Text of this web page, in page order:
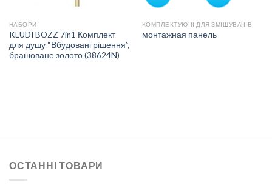
НАБОРИ
KLUDI BOZZ 7in1 Комплект
для душу “Вбудовані рішення”,
брашоване золото (38624N)
КОМПЛЕКТУЮЧІ ДЛЯ ЗМІШУВАЧІВ
монтажная панель
ОСТАННІ ТОВАРИ